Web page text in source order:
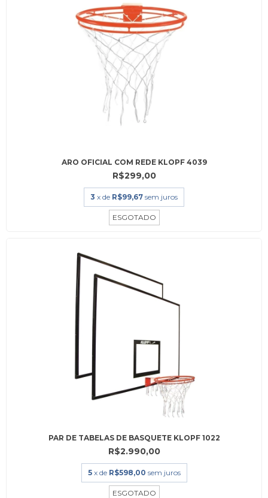
ARO OFICIAL COM REDE KLOPF 4039
R$299,00
3 x de R$99,67 sem juros
ESGOTADO
PAR DE TABELAS DE BASQUETE KLOPF 1022
R$2.990,00
5 x de R$598,00 sem juros
ESGOTADO